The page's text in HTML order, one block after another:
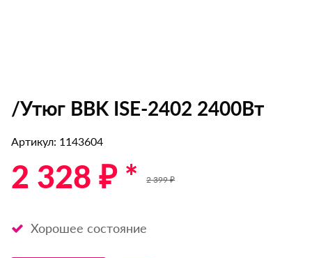
/Утюг BBK ISE-2402 2400Вт
Артикул: 1143604
2 328 ₽ * 2 399 ₽
Хорошее состояние